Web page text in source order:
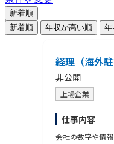
新着順
新着順
年収が高い順 年
経理（海外
非公開
上場企業
仕事内容
会社の数字や情